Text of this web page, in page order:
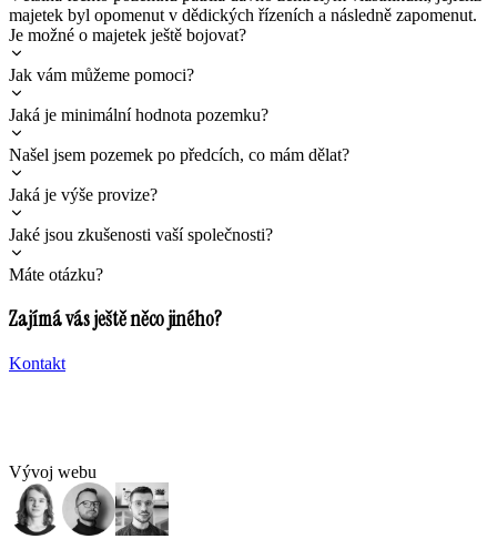
majetek byl opomenut v dědických řízeních a následně zapomenut.
Je možné o majetek ještě bojovat?
Jak vám můžeme pomoci?
Jaká je minimální hodnota pozemku?
Našel jsem pozemek po předcích, co mám dělat?
Jaká je výše provize?
Jaké jsou zkušenosti vaší společnosti?
Máte otázku?
Zajímá vás ještě něco jiného?
Kontakt
Vývoj webu